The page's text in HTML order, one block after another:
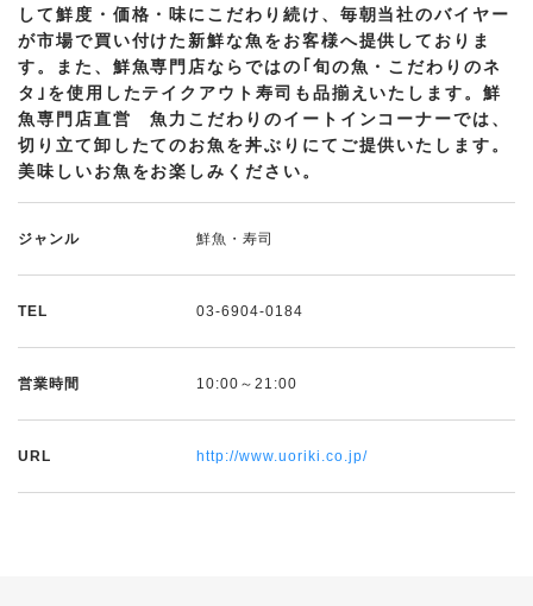
して鮮度・価格・味にこだわり続け、毎朝当社のバイヤー
が市場で買い付けた新鮮な魚をお客様へ提供しておりま
す。また、鮮魚専門店ならではの｢旬の魚・こだわりのネ
タ｣を使用したテイクアウト寿司も品揃えいたします。鮮
魚専門店直営 魚力こだわりのイートインコーナーでは、
切り立て卸したてのお魚を丼ぶりにてご提供いたします。
美味しいお魚をお楽しみください。
ジャンル 鮮魚・寿司
TEL 03-6904-0184
営業時間 10:00～21:00
URL http://www.uoriki.co.jp/